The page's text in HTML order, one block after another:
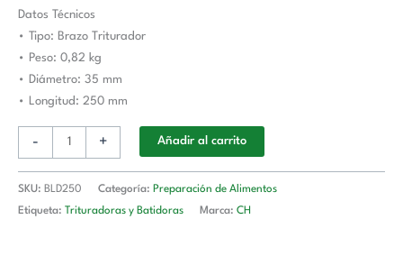
Datos Técnicos
• Tipo: Brazo Triturador
• Peso: 0,82 kg
• Diámetro: 35 mm
• Longitud: 250 mm
- + Añadir al carrito
SKU: BLD250 Categoría: Preparación de Alimentos
Etiqueta: Trituradoras y Batidoras Marca: CH